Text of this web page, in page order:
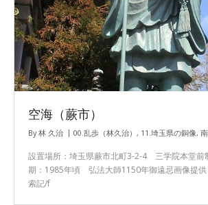
空海（蕨市）
By林 久治 00.乱歩（林久治） , 11.埼玉県の銅像,
設置場所：埼玉県蕨市北町3-2-4 三学院本堂前
期：1985年頃 弘法大師1150年御遠忌画像提
索記/f